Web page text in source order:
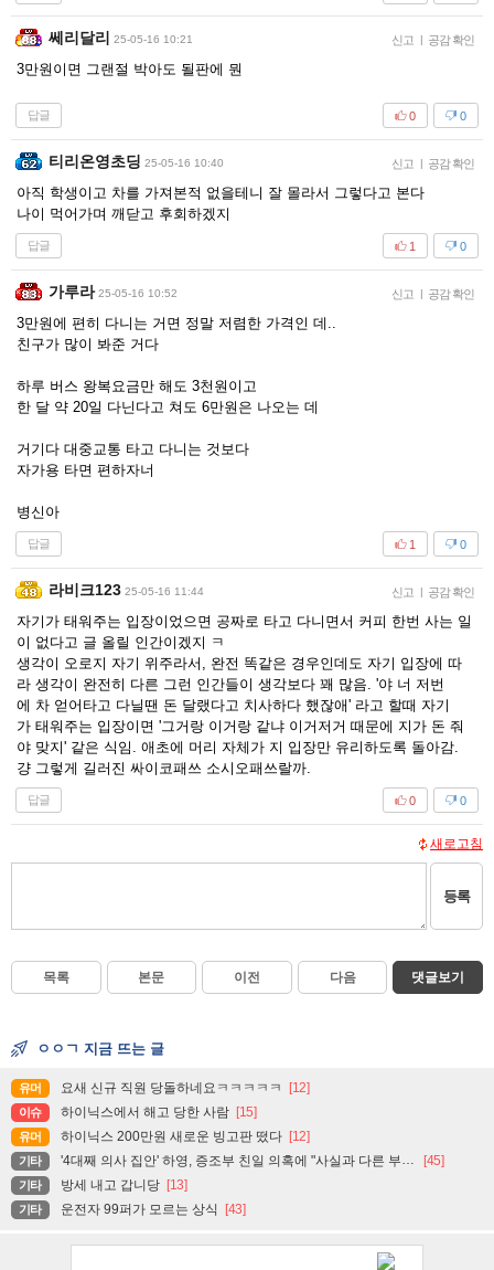
쎄리달리 25-05-16 10:21 신고 | 공감 확인
3만원이면 그랜절 박아도 될판에 뭔
답글 0
0
티리온영초딩 25-05-16 10:40 신고 | 공감 확인
아직 학생이고 차를 가져본적 없을테니 잘 몰라서 그렇다고 본다
나이 먹어가며 깨닫고 후회하겠지
답글 0
1
가루라 25-05-16 10:52 신고 | 공감 확인
3만원에 편히 다니는 거면 정말 저렴한 가격인 데..
친구가 많이 봐준 거다
하루 버스 왕복요금만 해도 3천원이고
한 달 약 20일 다닌다고 쳐도 6만원은 나오는 데
거기다 대중교통 타고 다니는 것보다
자가용 타면 편하자너
병신아
답글 0
1
라비크123 25-05-16 11:44 신고 | 공감 확인
자기가 태워주는 입장이었으면 공짜로 타고 다니면서 커피 한번 사는 일
이 없다고 글 올릴 인간이겠지 ㅋ
생각이 오로지 자기 위주라서, 완전 똑같은 경우인데도 자기 입장에 따
라 생각이 완전히 다른 그런 인간들이 생각보다 꽤 많음. '야 너 저번
에 차 얻어타고 다닐땐 돈 달랬다고 치사하다 했잖애' 라고 할때 자기
가 태워주는 입장이면 '그거랑 이거랑 같냐 이거저거 때문에 지가 돈 줘
야 맞지' 같은 식임. 애초에 머리 자체가 지 입장만 유리하도록 돌아감.
걍 그렇게 길러진 싸이코패쓰 소시오패쓰랄까.
답글 0
0
새로고침
등록
목록 본문 이전 다음 댓글보기
ㅇㅇㄱ 지금 뜨는 글
유머 요새 신규 직원 당돌하네요ㅋㅋㅋㅋㅋ [12]
이슈 하이닉스에서 해고 당한 사람 [15]
유머 하이닉스 200만원 새로운 빙고판 떴다 [12]
기타 '4대째 의사 집안' 하영, 증조부 친일 의혹에 "사실과 다른 부분 있어" [45]
기타 방세 내고 갑니당 [13]
기타 운전자 99퍼가 모르는 상식 [43]